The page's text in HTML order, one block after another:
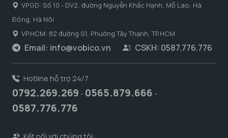
VPGD: Số 10 - DV2, đường Nguyễn Khắc Hạnh, Mỗ Lao, Hà
Đông, Hà Nôi
VP.HCM: 82 đường S1, Phường Tây Thạnh, TP.HCM
Email: info@vobico.vn CSKH: 0587.776.776
Hotline hỗ trợ 24/7
0792.269.269 - 0565.879.666 -
0587.776.776